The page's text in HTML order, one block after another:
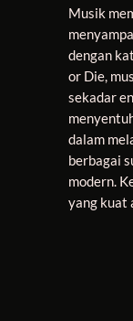
Musik
dengan
or Die,
sekadar
dalam
berbagai
modern.
yang kuat